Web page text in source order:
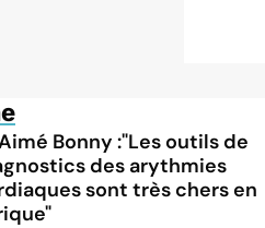
Bonny :"Les outils de
des arythmies
sont très chers en